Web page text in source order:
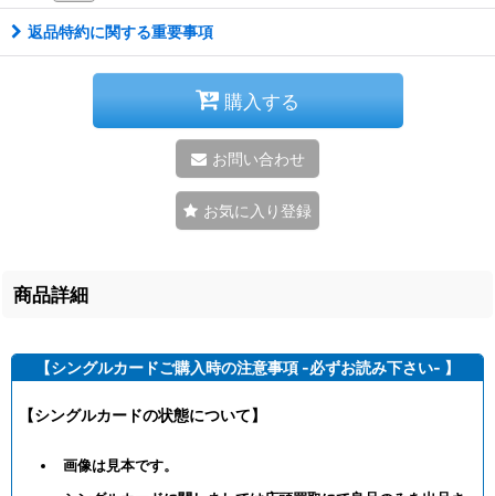
返品特約に関する重要事項
購入する
お問い合わせ
お気に入り登録
商品詳細
【シングルカードご購入時の注意事項 -必ずお読み下さい- 】
【シングルカードの状態について】
画像は見本です。